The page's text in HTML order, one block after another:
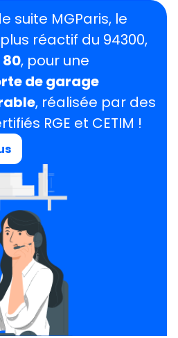
suite MGParis, le
réactif du 94300,
80, pour une
de garage
, réalisée par des
RGE et CETIM !